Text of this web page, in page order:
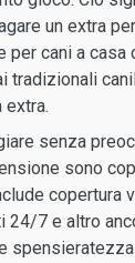
un extra
per cani a casa
tradizionali
extra.
senza
sono
copertura
7 e altro